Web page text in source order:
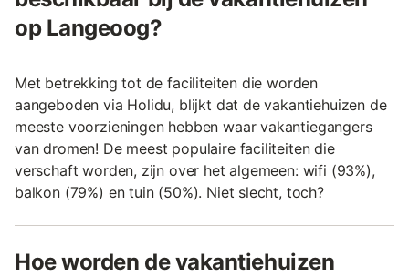
op Langeoog?
Met betrekking tot de faciliteiten die worden
aangeboden via Holidu, blijkt dat de vakantiehuizen de
meeste voorzieningen hebben waar vakantiegangers
van dromen! De meest populaire faciliteiten die
verschaft worden, zijn over het algemeen: wifi (93%),
balkon (79%) en tuin (50%). Niet slecht, toch?
Hoe worden de vakantiehuizen